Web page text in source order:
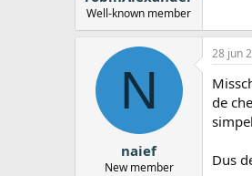
Well-known member
N
naief
New member
28 jun
de
Dus